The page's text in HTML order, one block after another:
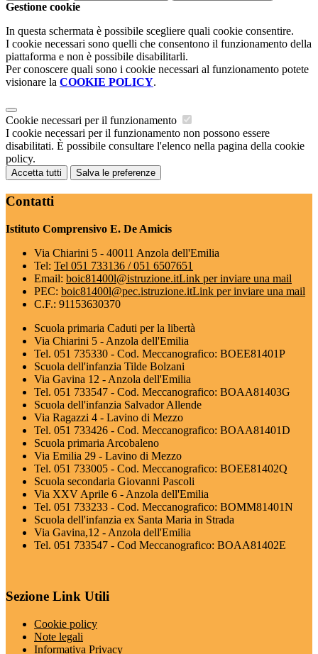
Gestione cookie
In questa schermata è possibile scegliere quali cookie consentire.
I cookie necessari sono quelli che consentono il funzionamento della
piattaforma e non è possibile disabilitarli.
Per conoscere quali sono i cookie necessari al funzionamento potete
visionare la COOKIE POLICY.
Cookie necessari per il funzionamento
I cookie necessari per il funzionamento non possono essere
disabilitati. È possibile consultare l'elenco nella pagina della cookie
policy.
Accetta tutti Salva le preferenze
Contatti
Istituto Comprensivo E. De Amicis
Via Chiarini 5 - 40011 Anzola dell'Emilia
Tel: Tel 051 733136 / 051 6507651
Email: boic81400l@istruzione.itLink per inviare una mail
PEC: boic81400l@pec.istruzione.itLink per inviare una mail
C.F.: 91153630370
Scuola primaria Caduti per la libertà
Via Chiarini 5 - Anzola dell'Emilia
Tel. 051 735330 - Cod. Meccanografico: BOEE81401P
Scuola dell'infanzia Tilde Bolzani
Via Gavina 12 - Anzola dell'Emilia
Tel. 051 733547 - Cod. Meccanografico: BOAA81403G
Scuola dell'infanzia Salvador Allende
Via Ragazzi 4 - Lavino di Mezzo
Tel. 051 733426 - Cod. Meccanografico: BOAA81401D
Scuola primaria Arcobaleno
Via Emilia 29 - Lavino di Mezzo
Tel. 051 733005 - Cod. Meccanografico: BOEE81402Q
Scuola secondaria Giovanni Pascoli
Via XXV Aprile 6 - Anzola dell'Emilia
Tel. 051 733233 - Cod. Meccanografico: BOMM81401N
Scuola dell'infanzia ex Santa Maria in Strada
Via Gavina,12 - Anzola dell'Emilia
Tel. 051 733547 - Cod Meccanografico: BOAA81402E
Sezione Link Utili
Cookie policy
Note legali
Informativa Privacy